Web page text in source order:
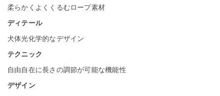
柔らかくよくくるむロープ素材
ディテール
犬体光化学的なデザイン
テクニック
自由自在に長さの調節が可能な機能性
デザイン